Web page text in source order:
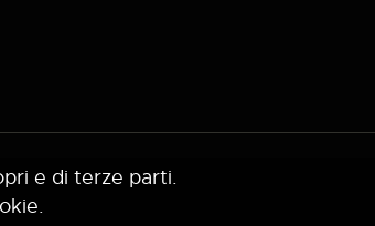
e di terze parti.